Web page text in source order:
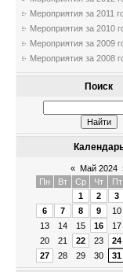
Мероприятия за 2011
Мероприятия за 2010
Мероприятия за 2009
Мероприятия за 2008
Поиск
« Май 2024
Пн
Вт Ср Чт Пт
1
2 3
6
7 8 9 10
13
14 15 16 17
20
21 22 23 24
27
28 29 30 31